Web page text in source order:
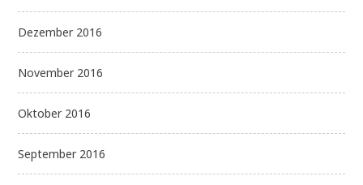
Dezember 2016
November 2016
Oktober 2016
September 2016